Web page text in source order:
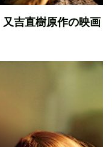
吉直樹原作の映画